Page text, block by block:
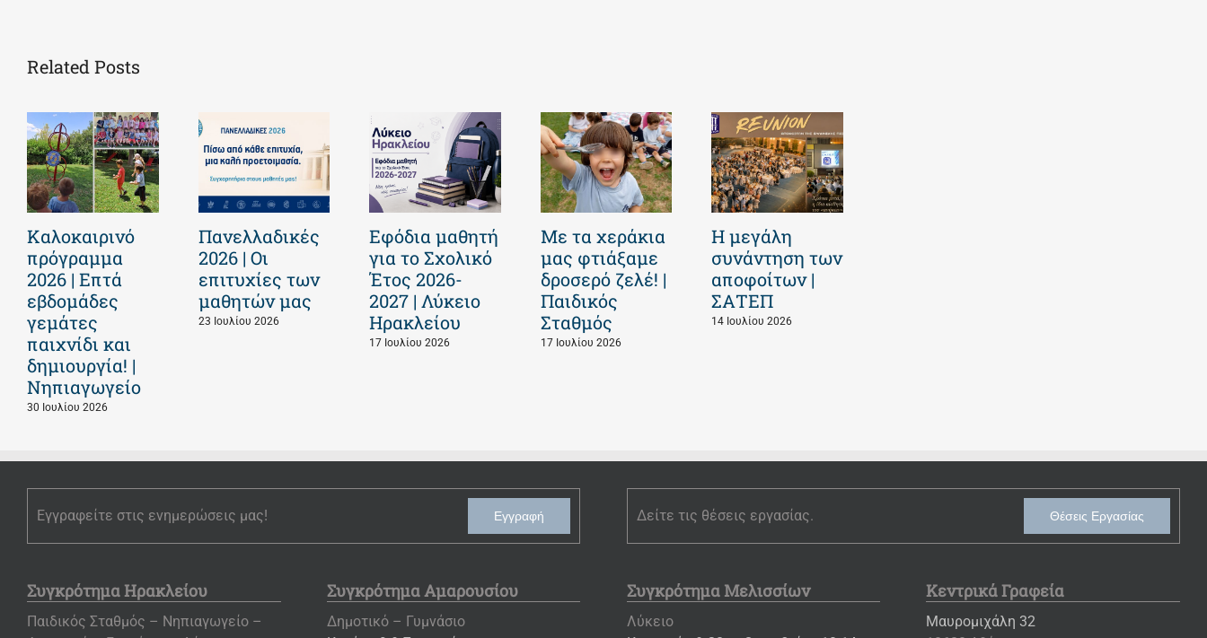
Related Posts
Καλοκαιρινό
πρόγραμμα
2026 | Επτά
εβδομάδες
γεμάτες
παιχνίδι και
δημιουργία! |
Νηπιαγωγείο
30 Ιουλίου 2026
Πανελλαδικές
2026 | Οι
επιτυχίες των
μαθητών μας
23 Ιουλίου 2026
Εφόδια μαθητή
για το Σχολικό
Έτος 2026-
2027 | Λύκειο
Ηρακλείου
17 Ιουλίου 2026
Με τα χεράκια
μας φτιάξαμε
δροσερό ζελέ! |
Παιδικός
Σταθμός
17 Ιουλίου 2026
Η μεγάλη
συνάντηση των
αποφοίτων |
ΣΑΤΕΠ
14 Ιουλίου 2026
Εγγραφείτε στις ενημερώσεις μας! Εγγραφή Δείτε τις θέσεις εργασίας. Θέσεις Εργασίας
Συγκρότημα Ηρακλείου
Παιδικός Σταθμός – Νηπιαγωγείο –
Συγκρότημα Αμαρουσίου
Δημοτικό – Γυμνάσιο
Συγκρότημα Μελισσίων
Λύκειο
Κεντρικά Γραφεία
Μαυρομιχάλη 32